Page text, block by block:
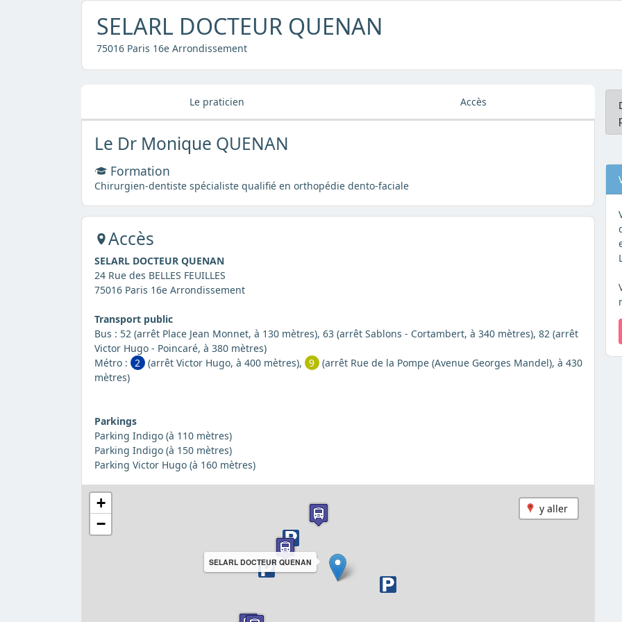
SELARL DOCTEUR QUENAN
75016 Paris 16e Arrondissement
Le praticien Accès
Le Dr Monique QUENAN
Formation
Chirurgien-dentiste spécialiste qualifié en orthopédie dento-faciale
Accès
SELARL DOCTEUR QUENAN
24 Rue des BELLES FEUILLES
75016 Paris 16e Arrondissement
Transport public
Bus : 52 (arrêt Place Jean Monnet, à 130 mètres), 63 (arrêt Sablons - Cortambert, à 340 mètres), 82 (arrêt
Victor Hugo - Poincaré, à 380 mètres)
Métro : 2 (arrêt Victor Hugo, à 400 mètres), 9 (arrêt Rue de la Pompe (Avenue Georges Mandel), à 430
mètres)
Parkings
Parking Indigo (à 110 mètres)
Parking Indigo (à 150 mètres)
Parking Victor Hugo (à 160 mètres)
y aller
SELARL DOCTEUR QUENAN
+
−